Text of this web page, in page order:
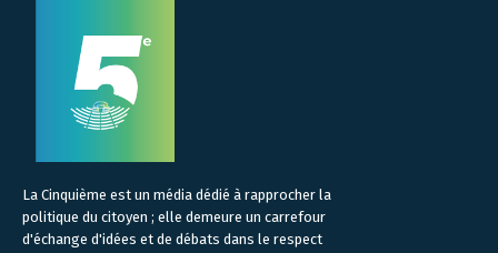
La Cinquième est un média dédié à rapprocher la
politique du citoyen ; elle demeure un carrefour
d'échange d'idées et de débats dans le respect